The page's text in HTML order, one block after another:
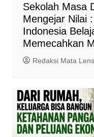
Sekolah Masa
Mengejar Nilai
Indonesia
Memecahkan
Redaksi Mata